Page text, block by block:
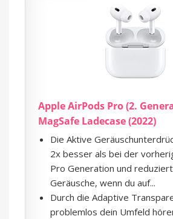
Apple AirPods Pro (2.
MagSafe Ladecase (2022)
Die Aktive
2x besser als bei der
Pro Generation und
Geräusche, wenn du auf...
Durch die Adaptive
problemlos dein Umfeld